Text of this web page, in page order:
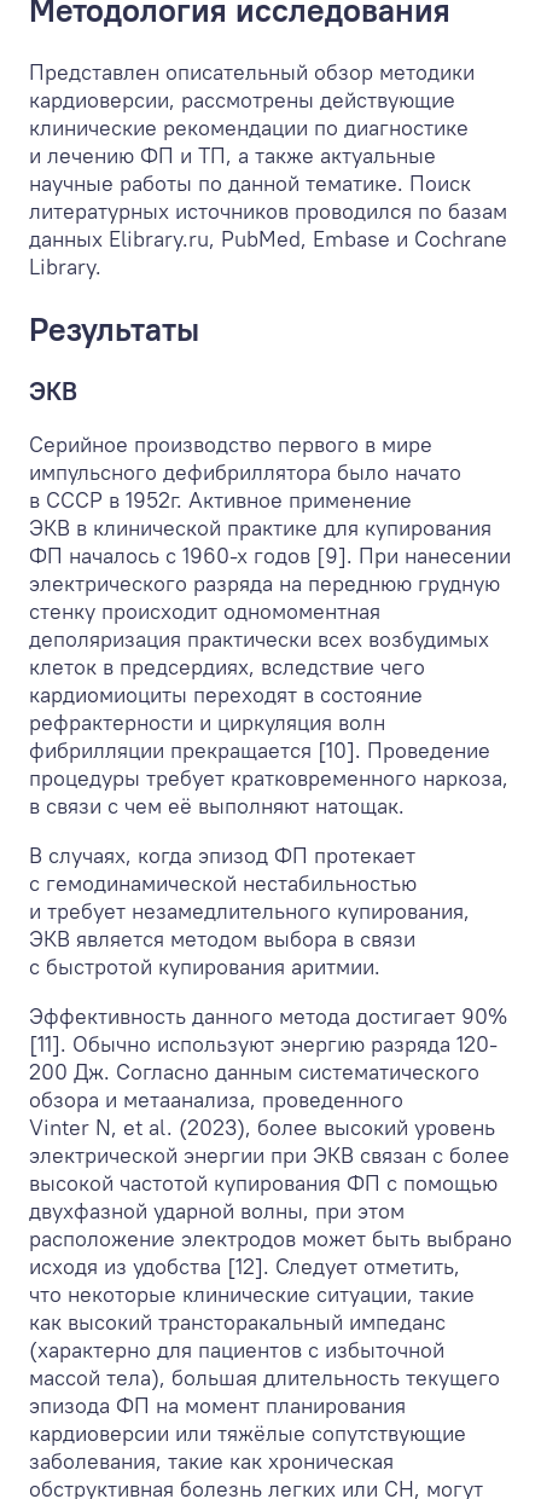
Методология исследования
Представлен описательный обзор методики
кардиоверсии, рассмотрены действующие
клинические рекомендации по диагностике
и лечению ФП и ТП, а также актуальные
научные работы по данной тематике. Поиск
литературных источников проводился по базам
данных Elibrary.ru, PubMed, Embase и Cochrane
Library.
Результаты
ЭКВ
Серийное производство первого в мире
импульсного дефибриллятора было начато
в СССР в 1952г. Активное применение
ЭКВ в клинической практике для купирования
ФП началось с 1960-х годов [9]. При нанесении
электрического разряда на переднюю грудную
стенку происходит одномоментная
деполяризация практически всех возбудимых
клеток в предсердиях, вследствие чего
кардиомиоциты переходят в состояние
рефрактерности и циркуляция волн
фибрилляции прекращается [10]. Проведение
процедуры требует кратковременного наркоза,
в связи с чем её выполняют натощак.
В случаях, когда эпизод ФП протекает
с гемодинамической нестабильностью
и требует незамедлительного купирования,
ЭКВ является методом выбора в связи
с быстротой купирования аритмии.
Эффективность данного метода достигает 90%
[11]. Обычно используют энергию разряда 120-
200 Дж. Согласно данным систематического
обзора и метаанализа, проведенного
Vinter N, et al. (2023), более высокий уровень
электрической энергии при ЭКВ связан с более
высокой частотой купирования ФП с помощью
двухфазной ударной волны, при этом
расположение электродов может быть выбрано
исходя из удобства [12]. Следует отметить,
что некоторые клинические ситуации, такие
как высокий трансторакальный импеданс
(характерно для пациентов с избыточной
массой тела), большая длительность текущего
эпизода ФП на момент планирования
кардиоверсии или тяжёлые сопутствующие
заболевания, такие как хроническая
обструктивная болезнь легких или СН, могут